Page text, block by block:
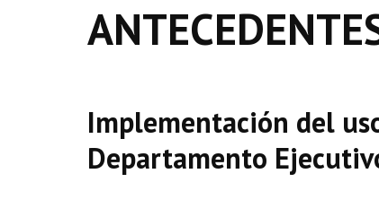
Implementación del
Departamento